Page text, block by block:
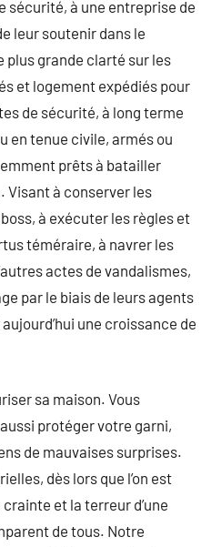
sécurité, à une entreprise de
leur soutenir dans le
plus grande clarté sur les
et logement expédiés pour
de sécurité, à long terme
en tenue civile, armés ou
prêts à batailler
Visant à conserver les
à exécuter les règles et
téméraire, à navrer les
actes de vandalismes,
par le biais de leurs agents
une croissance de
sa maison. Vous
protéger votre garni,
de mauvaises surprises.
dès lors que l’on est
et la terreur d’une
de tous. Notre